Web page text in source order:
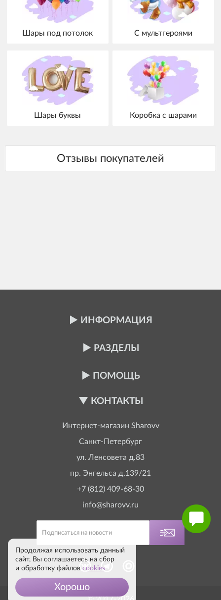
Шары под потолок С мультгероями
Шары буквы Коробка с шарами
ИНФОРМАЦИЯ
РАЗДЕЛЫ
ПОМОЩЬ
КОНТАКТЫ
Интернет-магазин Sharovv
Санкт-Петербург
ул. Ленсовета д.83
пр. Энгельса д.139/21
+7 (812) 409-68-30
info@sharovv.ru
Продолжая использовать данный
сайт, Вы соглашаетесь на сбор
и обработку файлов cookies
Хорошо